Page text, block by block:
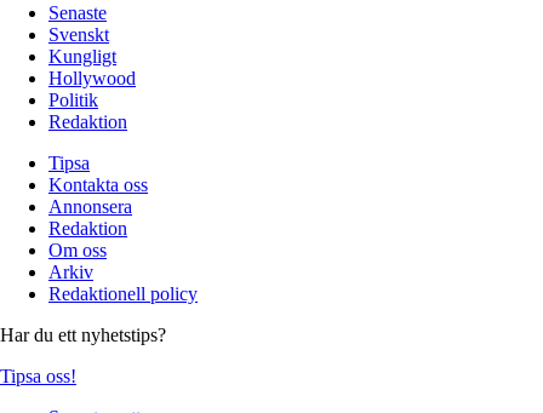
Senaste
Svenskt
Kungligt
Hollywood
Politik
Redaktion
Tipsa
Kontakta oss
Annonsera
Redaktion
Om oss
Arkiv
Redaktionell policy
Har du ett nyhetstips?
Tipsa oss!